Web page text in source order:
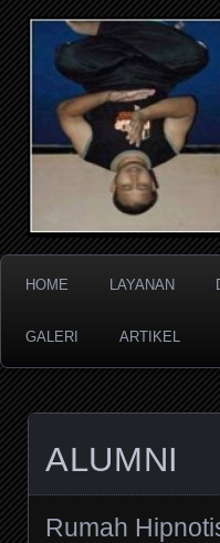
Meretas Pikiran
HOME LAYANAN
GALERI ARTIKEL
ALUMNI
Rumah